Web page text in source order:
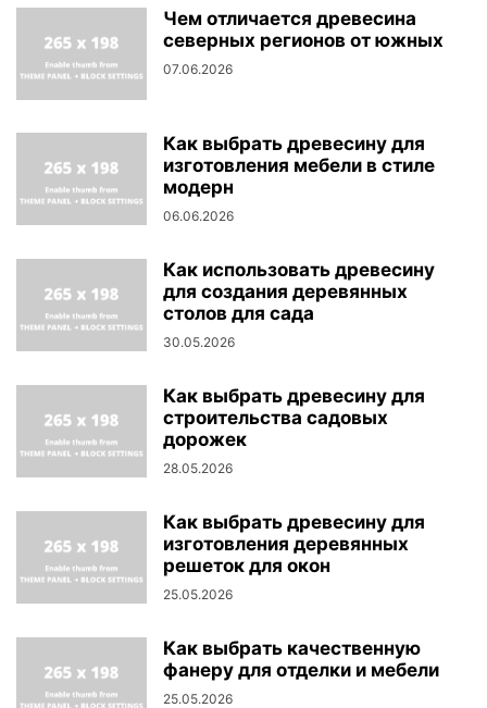
Чем отличается древесина
северных регионов от южных
07.06.2026
Как выбрать древесину для
изготовления мебели в стиле
модерн
06.06.2026
Как использовать древесину
для создания деревянных
столов для сада
30.05.2026
Как выбрать древесину для
строительства садовых
дорожек
28.05.2026
Как выбрать древесину для
изготовления деревянных
решеток для окон
25.05.2026
Как выбрать качественную
фанеру для отделки и мебели
25.05.2026